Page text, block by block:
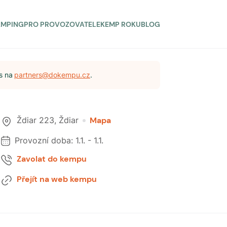
PRO PROVOZOVATELEKEMP ROKUBLOG
na partners@dokempu.cz.
Ždiar 223, Ždiar Mapa
Provozní doba: 1.1. - 1.1.
Zavolat do kempu
Přejít na web kempu